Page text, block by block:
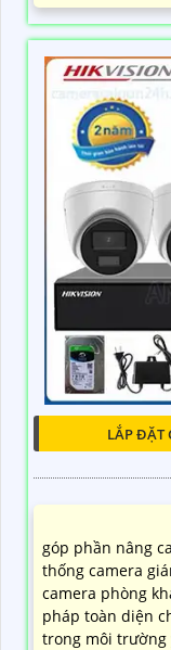
LẮP ĐẶT
góp phần nâng
thống camera
camera phòng
pháp toàn diện
trong môi trường